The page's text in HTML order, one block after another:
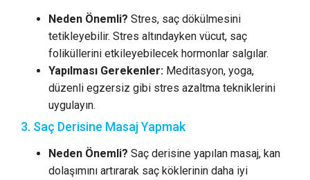
Neden Önemli? Stres, saç dökülmesini
tetikleyebilir. Stres altındayken vücut, saç
foliküllerini etkileyebilecek hormonlar salgılar.
Yapılması Gerekenler: Meditasyon, yoga,
düzenli egzersiz gibi stres azaltma tekniklerini
uygulayın.
3. Saç Derisine Masaj Yapmak
Neden Önemli? Saç derisine yapılan masaj, kan
dolaşımını artırarak saç köklerinin daha iyi